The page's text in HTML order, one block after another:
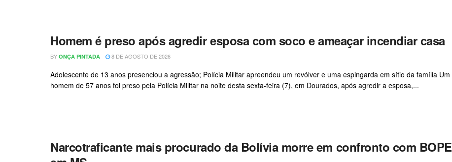
Homem é preso após agredir esposa com soco e ameaçar incendiar casa
BY ONÇA PINTADA 8 DE AGOSTO DE 2026
Adolescente de 13 anos presenciou a agressão; Polícia Militar apreendeu um revólver e uma espingarda em sítio da família Um
homem de 57 anos foi preso pela Polícia Militar na noite desta sexta-feira (7), em Dourados, após agredir a esposa,...
Narcotraficante mais procurado da Bolívia morre em confronto com BOPE